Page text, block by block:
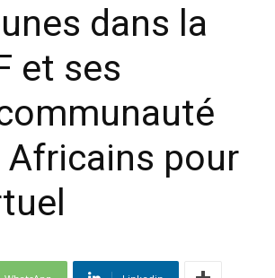
dans la
et ses
Africains pour